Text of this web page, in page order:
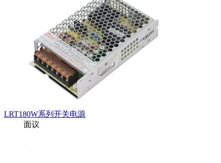
LRT180W系列开关电源
面议